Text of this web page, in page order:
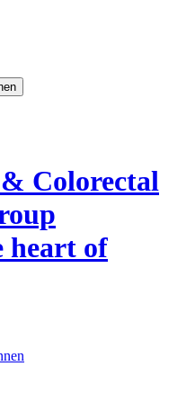
Colorectal
heart of